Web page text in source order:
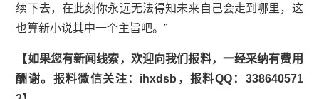
续下去，在此刻你永远无法得知未来自己会走到哪里，这
也算新小说其中一个主旨吧。”
【如果您有新闻线索，欢迎向我们报料，一经采纳有费用
酬谢。报料微信关注：ihxdsb，报料QQ：338640571